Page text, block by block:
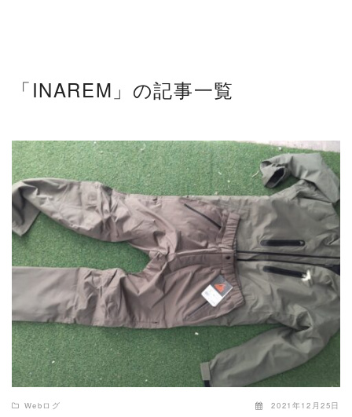
「INAREM」の記事一覧
READ MORE
Webログ 2021年12月25日